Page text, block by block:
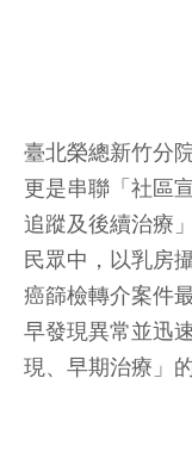
臺北榮總新竹分
更是串聯「社區
追蹤及後續治療
民眾中，以乳房
癌篩檢轉介案件
早發現異常並迅
現、早期治療」